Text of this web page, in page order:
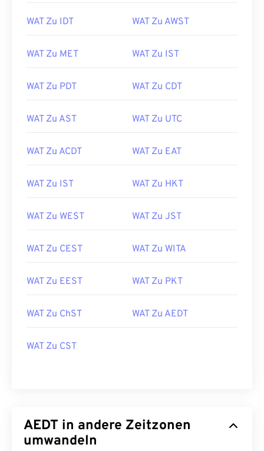
WAT Zu IDT WAT Zu AWST
WAT Zu MET WAT Zu IST
WAT Zu PDT WAT Zu CDT
WAT Zu AST WAT Zu UTC
WAT Zu ACDT WAT Zu EAT
WAT Zu IST WAT Zu HKT
WAT Zu WEST WAT Zu JST
WAT Zu CEST WAT Zu WITA
WAT Zu EEST WAT Zu PKT
WAT Zu ChST WAT Zu AEDT
WAT Zu CST
AEDT in andere Zeitzonen
umwandeln